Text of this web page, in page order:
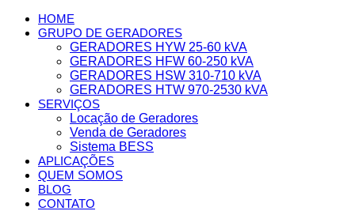
HOME
GRUPO DE GERADORES
GERADORES HYW 25-60 kVA
GERADORES HFW 60-250 kVA
GERADORES HSW 310-710 kVA
GERADORES HTW 970-2530 kVA
SERVIÇOS
Locação de Geradores
Venda de Geradores
Sistema BESS
APLICAÇÕES
QUEM SOMOS
BLOG
CONTATO